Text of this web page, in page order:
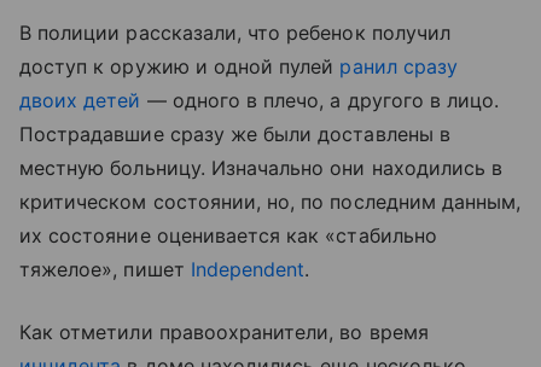
В полиции рассказали, что ребенок получил
доступ к оружию и одной пулей ранил сразу
двоих детей — одного в плечо, а другого в лицо.
Пострадавшие сразу же были доставлены в
местную больницу. Изначально они находились в
критическом состоянии, но, по последним данным,
их состояние оценивается как «стабильно
тяжелое», пишет Independent.
Как отметили правоохранители, во время